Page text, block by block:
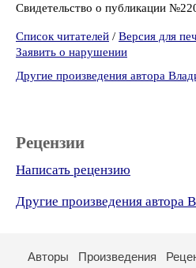
Свидетельство о публикации
Список читателей / Версия для
Заявить о нарушении
Другие произведения автора
Рецензии
Написать рецензию
Другие произведения автора
Авторы Произведения